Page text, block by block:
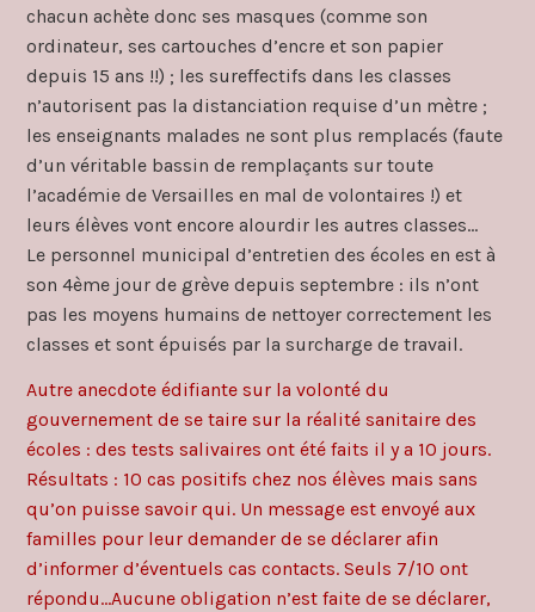
chacun achète donc ses masques (comme son
ordinateur, ses cartouches d’encre et son papier
depuis 15 ans !!) ; les sureffectifs dans les classes
n’autorisent pas la distanciation requise d’un mètre ;
les enseignants malades ne sont plus remplacés (faute
d’un véritable bassin de remplaçants sur toute
l’académie de Versailles en mal de volontaires !) et
leurs élèves vont encore alourdir les autres classes…
Le personnel municipal d’entretien des écoles en est à
son 4ème jour de grève depuis septembre : ils n’ont
pas les moyens humains de nettoyer correctement les
classes et sont épuisés par la surcharge de travail.
Autre anecdote édifiante sur la volonté du
gouvernement de se taire sur la réalité sanitaire des
écoles : des tests salivaires ont été faits il y a 10 jours.
Résultats : 10 cas positifs chez nos élèves mais sans
qu’on puisse savoir qui. Un message est envoyé aux
familles pour leur demander de se déclarer afin
d’informer d’éventuels cas contacts. Seuls 7/10 ont
répondu…Aucune obligation n’est faite de se déclarer,